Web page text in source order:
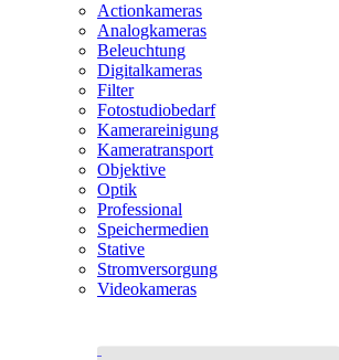
Actionkameras
Analogkameras
Beleuchtung
Digitalkameras
Filter
Fotostudiobedarf
Kamerareinigung
Kameratransport
Objektive
Optik
Professional
Speichermedien
Stative
Stromversorgung
Videokameras